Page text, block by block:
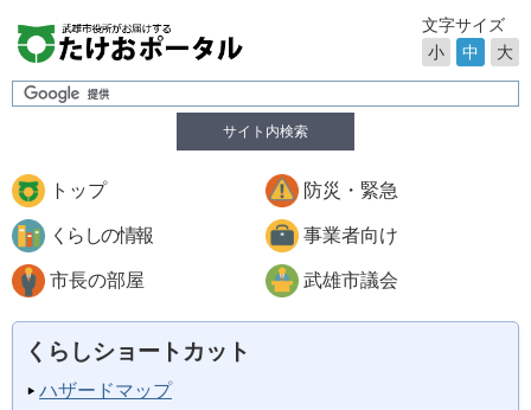
サイト内検索
文字サイズ
小
中 大
トップ 防災・緊急
くらしの情報 事業者向け
市長の部屋 武雄市議会
くらしショートカット
ハザードマップ